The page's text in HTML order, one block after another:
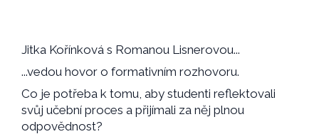
Jitka Kořínková s Romanou Lisnerovou...
...vedou hovor o formativním rozhovoru.
Co je potřeba k tomu, aby studenti reflektovali
svůj učební proces a přijímali za něj plnou
odpovědnost?